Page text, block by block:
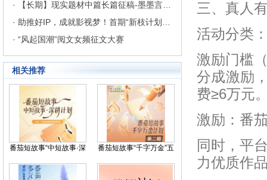
· “风起国潮”阅文女频征文大赛
相关推荐
番茄短故事“中短故事·深
番茄短故事“千字万金”五
三、真人
活动分类
激励门槛
分成激励
费≥6万元
激励：番
同时，平
力优质作